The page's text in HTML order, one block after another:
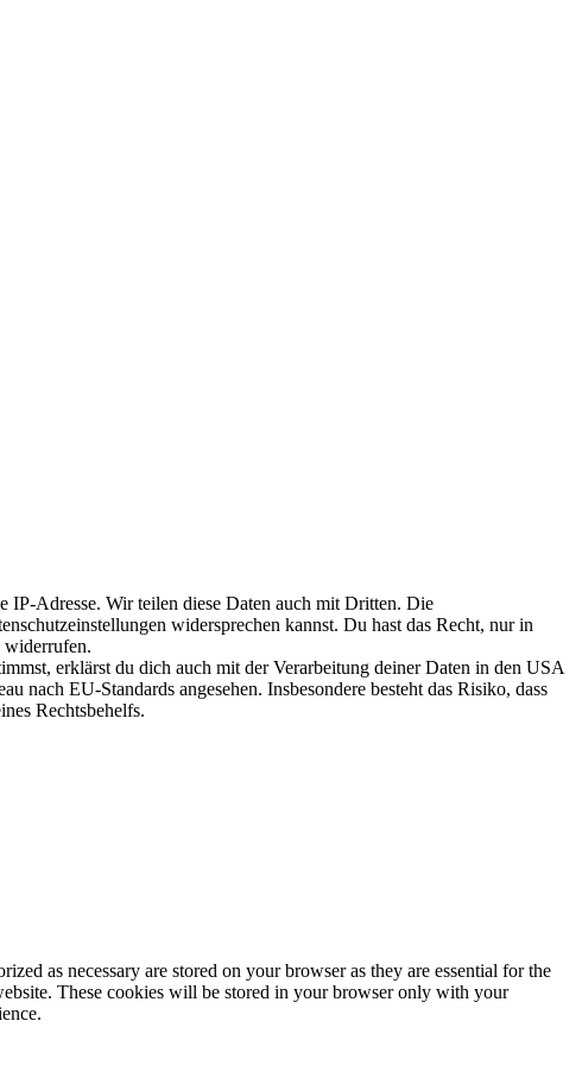
IP-Adresse. Wir teilen diese Daten auch mit Dritten. Die
widersprechen kannst. Du hast das Recht, nur in
widerrufen.
erklärst du dich auch mit der Verarbeitung deiner Daten in den USA
EU-Standards angesehen. Insbesondere besteht das Risiko, dass
Rechtsbehelfs.
as necessary are stored on your browser as they are essential for the
These cookies will be stored in your browser only with your